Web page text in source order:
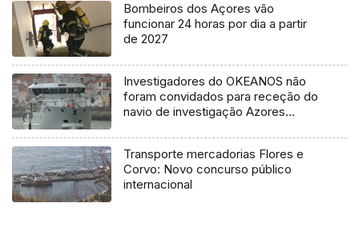
Bombeiros dos Açores vão
funcionar 24 horas por dia a partir
de 2027
Investigadores do OKEANOS não
foram convidados para receção do
navio de investigação Azores
Transporte mercadorias Flores e
Corvo: Novo concurso público
internacional